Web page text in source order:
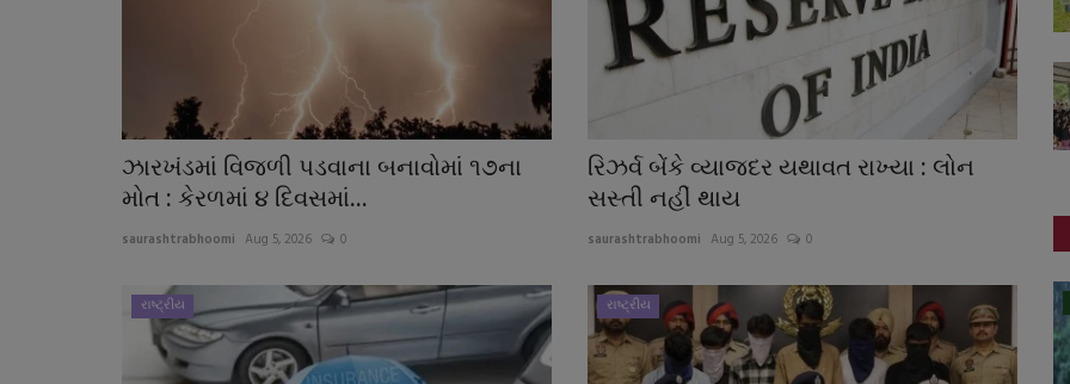
ઝારખંડમાં વિજળી પડવાના બનાવોમાં ૧૭ના
મોત : કેરળમાં ૪ દિવસમાં...
saurashtrabhoomi Aug 5, 2026 0
રિઝર્વ બેંકે વ્યાજદર યથાવત રાખ્યા : લોન
સસ્તી નહીં થાય
saurashtrabhoomi Aug 5, 2026 0
રાષ્ટ્રીય રાષ્ટ્રીય
ગુનાખોરી ગુનાખોરી